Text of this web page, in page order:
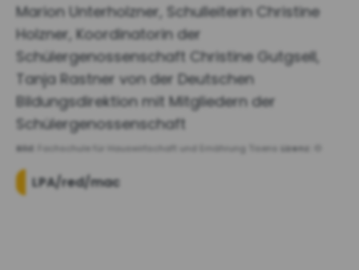
Marion Unterholzner, Schulleiterin Christine
Holzner, Koordinatorin der
Schülergenossenschaft Christine Gutgsell,
Tanja Rastner von der Deutschen
Bildungsdirektion mit Mitgliedern der
Schülergenossenschaft
Bild: Fachschule für Hauswirtschaft und Ernährung Tisens Lizenz:
LPA/red/mac